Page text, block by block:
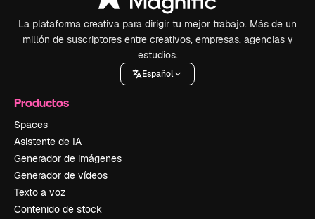
La plataforma creativa para dirigir tu mejor trabajo. Más de un
millón de suscriptores entre creativos, empresas, agencias y
estudios.
Español
Productos
Spaces
Asistente de IA
Generador de imágenes
Generador de vídeos
Texto a voz
Contenido de stock